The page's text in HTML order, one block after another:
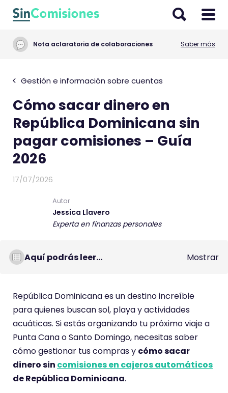
Nota aclaratoria de colaboraciones Saber más
Gestión e información sobre cuentas
Cómo sacar dinero en
República Dominicana sin
pagar comisiones – Guía
2026
17/07/2026
Autor
Jessica Llavero
Experta en finanzas personales
Aquí podrás leer... Mostrar
República Dominicana es un destino increíble
para quienes buscan sol, playa y actividades
acuáticas. Si estás organizando tu próximo viaje a
Punta Cana o Santo Domingo, necesitas saber
cómo gestionar tus compras y cómo sacar
dinero sin comisiones en cajeros automáticos
de República Dominicana.